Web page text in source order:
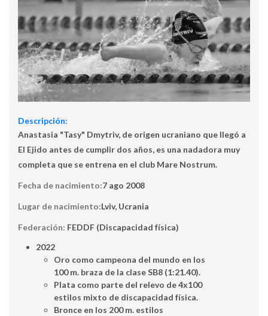
Descripción:
Anastasia "Tasy" Dmytriv, de origen ucraniano que llegó a
El Ejido antes de cumplir dos años, es una nadadora muy
completa que se entrena en el club Mare Nostrum.
Fecha de nacimiento:7 ago 2008
Lugar de nacimiento:Lviv, Ucrania
Federación: FEDDF (Discapacidad física)
2022
Oro como campeona del mundo en los
100 m. braza de la clase SB8 (1:21.40).
Plata como parte del relevo de 4x100
estilos mixto de discapacidad física.
Bronce en los 200 m. estilos